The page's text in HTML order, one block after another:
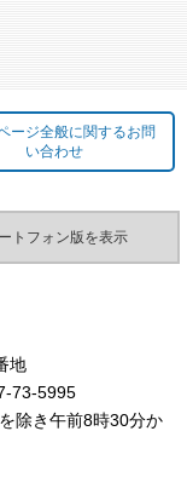
ージ全般に関するお問
い合わせ
トフォン版を表示
地
73-5995
除き午前8時30分か